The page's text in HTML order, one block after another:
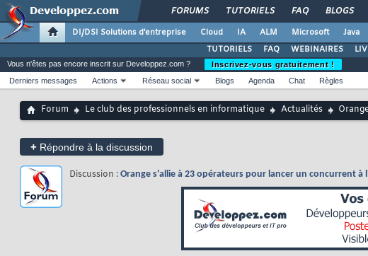
FORUMS TUTORIELS FAQ BLOGS
DI/DSI Solutions d'entreprise Cloud IA ALM Microsoft Java
TUTORIELS
FAQ WEBINAIRES
Vous n'êtes pas encore inscrit sur Developpez.com ?
Inscrivez-vous gratuitement !
Derniers messages
Actions Réseau social Blogs Agenda Chat Règles
Forum Le club des professionnels en informatique Actualités
+ Répondre à la discussion
Discussion : Orange s'allie à 23 opérateurs pour lancer un concurrent à